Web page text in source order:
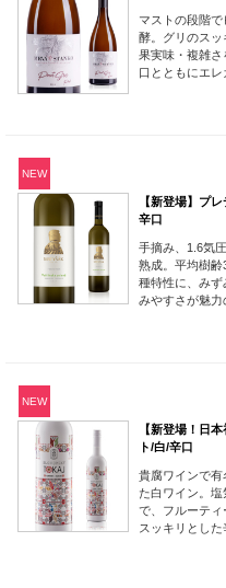
マストの段階
酵。グリのス
果実味・複雑
口とともにエレ
NEW
【新登場】プ
辛口
手摘み、1.6気
熟成。平均樹
種特性に、み
みやすさが魅力
NEW
【新登場！日
ト/白/辛口
貴腐ワインで
た白ワイン。塩
で、フルーテ
スッキリとした